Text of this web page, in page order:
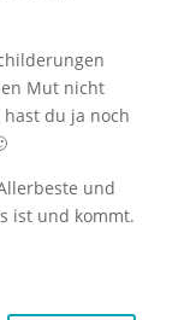
Mut nicht
du ja noch
und
ist und kommt.